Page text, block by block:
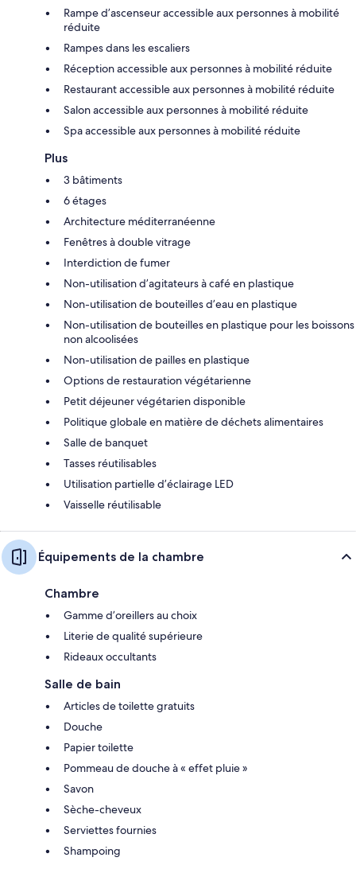
Rampe d’ascenseur accessible aux personnes à mobilité
réduite
Rampes dans les escaliers
Réception accessible aux personnes à mobilité réduite
Restaurant accessible aux personnes à mobilité réduite
Salon accessible aux personnes à mobilité réduite
Spa accessible aux personnes à mobilité réduite
Plus
3 bâtiments
6 étages
Architecture méditerranéenne
Fenêtres à double vitrage
Interdiction de fumer
Non-utilisation d’agitateurs à café en plastique
Non-utilisation de bouteilles d’eau en plastique
Non-utilisation de bouteilles en plastique pour les boissons
non alcoolisées
Non-utilisation de pailles en plastique
Options de restauration végétarienne
Petit déjeuner végétarien disponible
Politique globale en matière de déchets alimentaires
Salle de banquet
Tasses réutilisables
Utilisation partielle d’éclairage LED
Vaisselle réutilisable
Équipements de la chambre
Chambre
Gamme d’oreillers au choix
Literie de qualité supérieure
Rideaux occultants
Salle de bain
Articles de toilette gratuits
Douche
Papier toilette
Pommeau de douche à « effet pluie »
Savon
Sèche-cheveux
Serviettes fournies
Shampoing